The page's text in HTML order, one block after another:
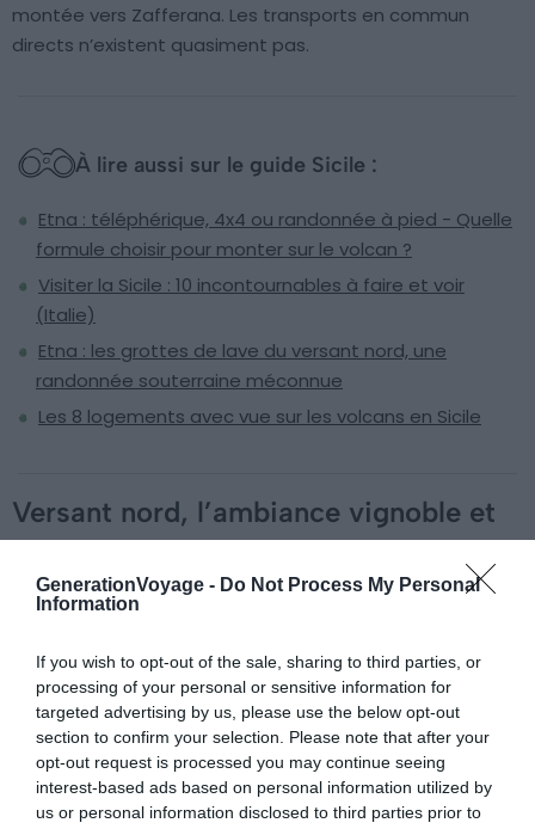
GenerationVoyage - Do Not Process My Personal
Information
If you wish to opt-out of the sale, sharing to third parties, or
processing of your personal or sensitive information for
targeted advertising by us, please use the below opt-out
section to confirm your selection. Please note that after your
opt-out request is processed you may continue seeing
interest-based ads based on personal information utilized by
us or personal information disclosed to third parties prior to
montée vers Zafferana. Les transports en commun
directs n’existent quasiment pas.
À lire aussi sur le guide Sicile :
Etna : téléphérique, 4x4 ou randonnée à pied - Quelle
formule choisir pour monter sur le volcan ?
Visiter la Sicile : 10 incontournables à faire et voir
(Italie)
Etna : les grottes de lave du versant nord, une
randonnée souterraine méconnue
Les 8 logements avec vue sur les volcans en Sicile
Versant nord, l’ambiance vignoble et
montagne
Le versant nord est moins fréquenté, plus sauvage, sans
vues les plus saisissantes lors des éruptions
stromboliennes nocturnes. Il s’avère moins exposé aux
vents de secteur sud qui rabattent les cendres vers la
côte est.
Villa Neri Resort & Spa
, dans les vignobles près
de Linguaglossa, est l’adresse 5 étoiles de référence sur
ce versant. Les suites « Etna » sont orientées